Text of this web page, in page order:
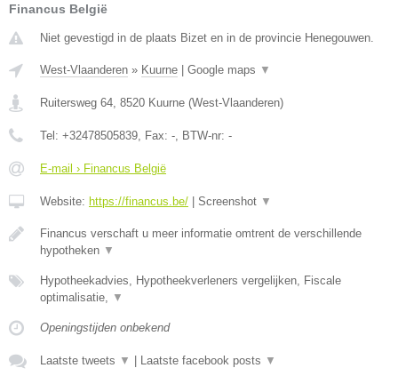
Financus België
Niet gevestigd in de plaats Bizet en in de provincie Henegouwen.
West-Vlaanderen » Kuurne Google maps ▼
Ruitersweg 64, 8520 Kuurne (West-Vlaanderen)
Tel: +32478505839, Fax: -, BTW-nr: -
E-mail › Financus België
Website: https://financus.be/ Screenshot ▼
Financus verschaft u meer informatie omtrent de verschillende
hypotheken ▼
Hypotheekadvies, Hypotheekverleners vergelijken, Fiscale
optimalisatie, ▼
Openingstijden onbekend
Laatste tweets ▼ Laatste facebook posts ▼